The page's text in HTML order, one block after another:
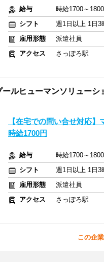
給与
時給1700～
シフト
週1日以上 1日3
雇用形態
派遣社員
アクセス
さっぽろ駅
ールヒューマンソリュー
【在宅での問い合せ対応
時給1700円
給与
時給1700～
シフト
週1日以上 1日3
雇用形態
派遣社員
アクセス
さっぽろ駅
この企